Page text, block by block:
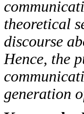
theoretical
discourse
Hence, the
generation